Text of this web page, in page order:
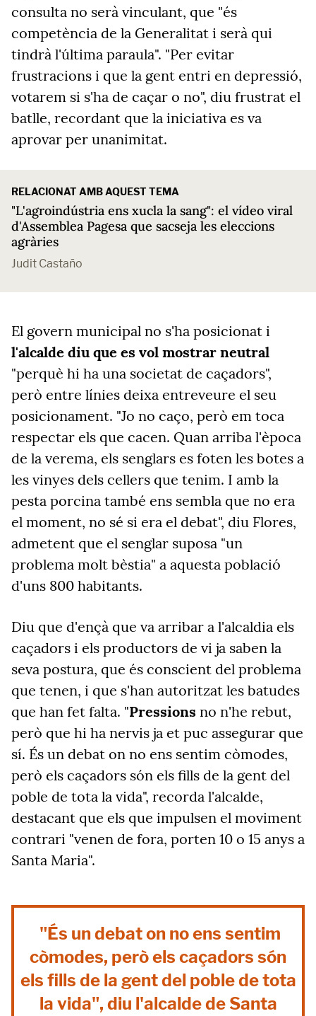
consulta no serà vinculant, que "és
competència de la Generalitat i serà qui
tindrà l'última paraula". "Per evitar
frustracions i que la gent entri en depressió,
votarem si s'ha de caçar o no", diu frustrat el
batlle, recordant que la iniciativa es va
aprovar per unanimitat.
RELACIONAT AMB AQUEST TEMA
"L'agroindústria ens xucla la sang": el vídeo viral
d'Assemblea Pagesa que sacseja les eleccions
agràries
Judit Castaño
El govern municipal no s'ha posicionat i
l'alcalde diu que es vol mostrar neutral
"perquè hi ha una societat de caçadors",
però entre línies deixa entreveure el seu
posicionament. "Jo no caço, però em toca
respectar els que cacen. Quan arriba l'època
de la verema, els senglars es foten les botes a
les vinyes dels cellers que tenim. I amb la
pesta porcina també ens sembla que no era
el moment, no sé si era el debat", diu Flores,
admetent que el senglar suposa "un
problema molt bèstia" a aquesta població
d'uns 800 habitants.
Diu que d'ençà que va arribar a l'alcaldia els
caçadors i els productors de vi ja saben la
seva postura, que és conscient del problema
que tenen, i que s'han autoritzat les batudes
que han fet falta. "Pressions no n'he rebut,
però que hi ha nervis ja et puc assegurar que
sí. És un debat on no ens sentim còmodes,
però els caçadors són els fills de la gent del
poble de tota la vida", recorda l'alcalde,
destacant que els que impulsen el moviment
contrari "venen de fora, porten 10 o 15 anys a
Santa Maria".
"És un debat on no ens sentim
còmodes, però els caçadors són
els fills de la gent del poble de tota
la vida", diu l'alcalde de Santa